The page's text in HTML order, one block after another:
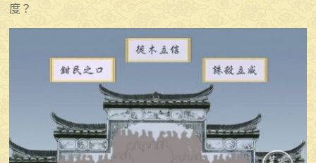
度？